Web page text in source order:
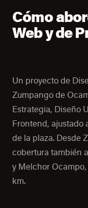
Cómo
Web y de
Un proyecto de
Zumpango de
Estrategia, Diseño
Frontend, ajustado
de la plaza. Desde
cobertura también
y Melchor
km.